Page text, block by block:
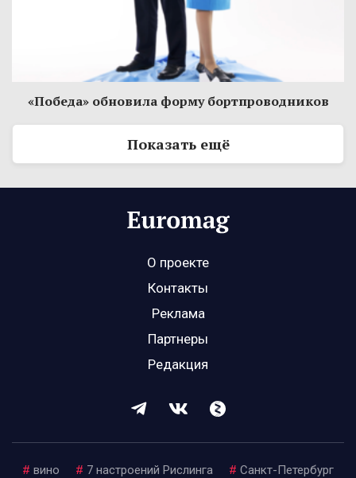
«Победа» обновила форму бортпроводников
Показать ещё
О проекте
Контакты
Реклама
Партнеры
Редакция
# вино # 7 настроений Рислинга # Санкт-Петербург